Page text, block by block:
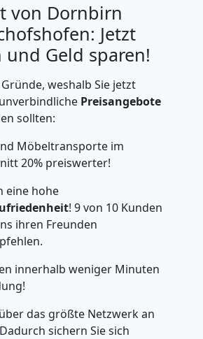
von Dornbirn
Jetzt
Geld sparen!
weshalb Sie jetzt
Preisangebote
sollten:
Möbeltransporte im
20% preiswerter!
eine hohe
! 9 von 10 Kunden
ihren Freunden
innerhalb weniger Minuten
das größte Netzwerk an
sichern Sie sich